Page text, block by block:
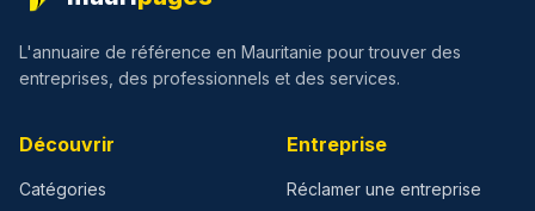
L'annuaire de référence en Mauritanie pour trouver des
entreprises, des professionnels et des services.
Découvrir
Catégories
Entreprise
Réclamer une entreprise